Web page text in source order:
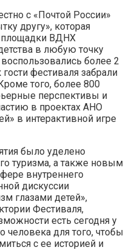
с «Почтой России»
другу», которая
площадки ВДНХ
в любую точку
более 2
фестиваля забрали
того, более 800
перспективы и
в проектах АНО
в интерактивной игре
было уделено
туризма, а также новым
внутреннего
дискуссии
глазами детей»,
Фестиваля,
есть сегодня у
человека для того, чтобы
с ее историей и